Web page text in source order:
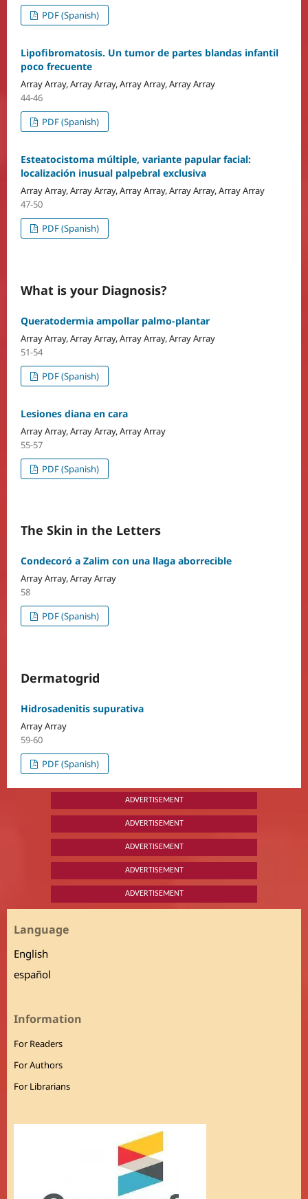
PDF (Spanish)
Lipofibromatosis. Un tumor de partes blandas infantil
poco frecuente
Array Array, Array Array, Array Array, Array Array
44-46
PDF (Spanish)
Esteatocistoma múltiple, variante papular facial:
localización inusual palpebral exclusiva
Array Array, Array Array, Array Array, Array Array, Array Array
47-50
PDF (Spanish)
What is your Diagnosis?
Queratodermia ampollar palmo-plantar
Array Array, Array Array, Array Array, Array Array
51-54
PDF (Spanish)
Lesiones diana en cara
Array Array, Array Array, Array Array
55-57
PDF (Spanish)
The Skin in the Letters
Condecoró a Zalim con una llaga aborrecible
Array Array, Array Array
58
PDF (Spanish)
Dermatogrid
Hidrosadenitis supurativa
Array Array
59-60
PDF (Spanish)
ADVERTISEMENT
ADVERTISEMENT
ADVERTISEMENT
ADVERTISEMENT
ADVERTISEMENT
Language
English
español
Information
For Readers
For Authors
For Librarians